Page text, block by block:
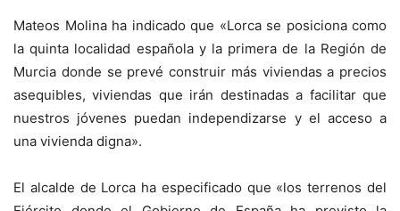
Mateos Molina ha indicado que «Lorca se posiciona como
la quinta localidad española y la primera de la Región de
Murcia donde se prevé construir más viviendas a precios
asequibles, viviendas que irán destinadas a facilitar que
nuestros jóvenes puedan independizarse y el acceso a
una vivienda digna».
El alcalde de Lorca ha especificado que «los terrenos del